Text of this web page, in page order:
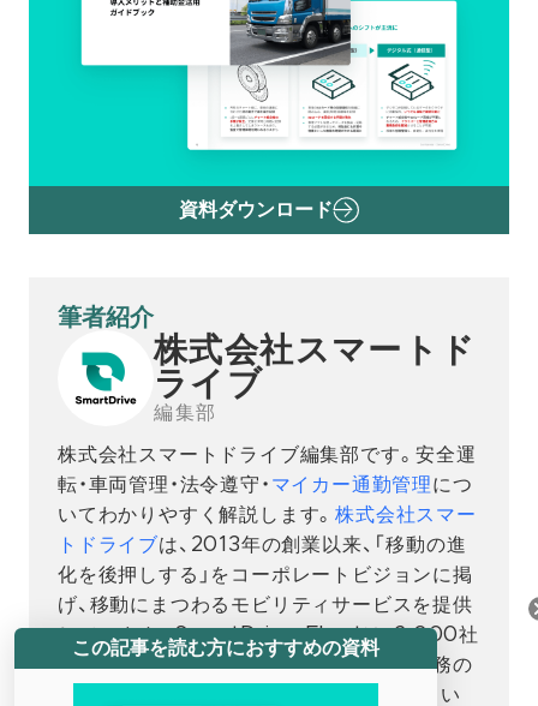
資料ダウンロード
筆者紹介
株式会社スマートド
ライブ
編集部
株式会社スマートドライブ編集部です。安全運
転・車両管理・法令遵守・ マイカー通勤管理につ
いてわかりやすく解説します。株式会社スマー
トドライブは、2013年の創業以来、「移動の進
化を後押しする」をコーポレートビジョンに掲
げ、移動にまつわるモビリティサービスを提供
しています。SmartDrive Fleetは、2,000社
以上への導入実績があり、車両に関わる業務の
改善や安全運転の推進などに役立てられてい
この記事を読む方におすすめの資料